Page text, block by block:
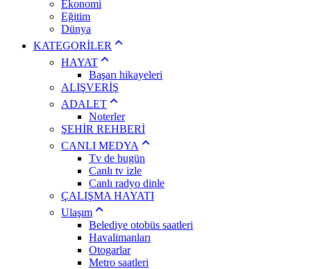
Ekonomi
Eğitim
Dünya
KATEGORİLER
HAYAT
Başarı hikayeleri
ALIŞVERİŞ
ADALET
Noterler
ŞEHİR REHBERİ
CANLI MEDYA
Tv de bugün
Canlı tv izle
Canlı radyo dinle
ÇALIŞMA HAYATI
Ulaşım
Belediye otobüs saatleri
Havalimanları
Otogarlar
Metro saatleri